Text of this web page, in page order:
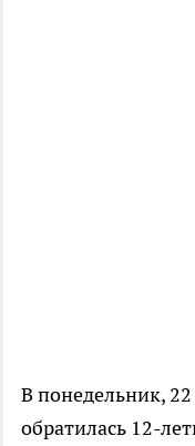
В понедельник,
обратилась 12-